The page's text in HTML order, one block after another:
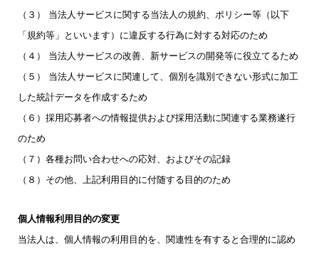
（３） 当法人サービスに関する当法人の規約、ポリシー等（以下
「規約等」といいます）に違反する行為に対する対応のため
（４） 当法人サービスの改善、新サービスの開発等に役立てるため
（５） 当法人サービスに関連して、個別を識別できない形式に加工
した統計データを作成するため
（６）採用応募者への情報提供および採用活動に関連する業務遂行
のため
（７）各種お問い合わせへの応対、およびその記録
（８）その他、上記利用目的に付随する目的のため
個人情報利用目的の変更
当法人は、個人情報の利用目的を、関連性を有すると合理的に認め